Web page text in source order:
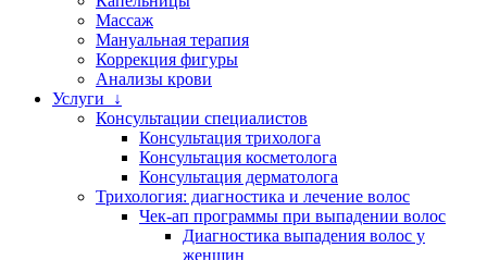
Массаж
Мануальная терапия
Коррекция фигуры
Анализы крови
Услуги ↓
Консультации специалистов
Консультация трихолога
Консультация косметолога
Консультация дерматолога
Трихология: диагностика и лечение волос
Чек-ап программы при выпадении волос
Диагностика выпадения волос у
женщин